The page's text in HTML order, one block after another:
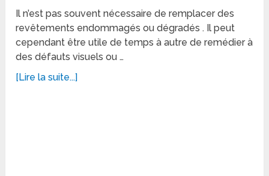
Il n’est pas souvent nécessaire de remplacer des
revêtements endommagés ou dégradés . Il peut
cependant être utile de temps à autre de remédier à
des défauts visuels ou …
[Lire la suite...]